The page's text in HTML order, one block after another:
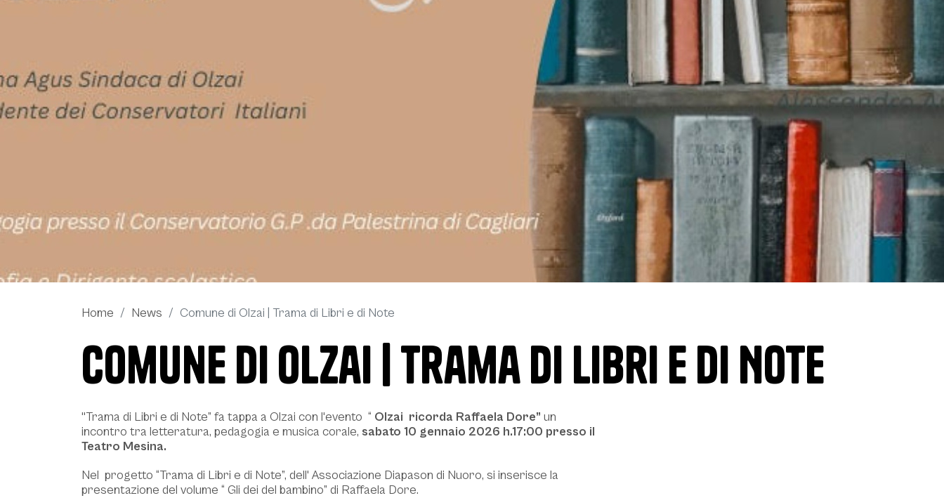
Home News Comune di Olzai | Trama di Libri e di Note
Comune di Olzai | Trama di Libri e di Note
Descrizione
"Trama di Libri e di Note” fa tappa a Olzai con l'evento “ Olzai ricorda Raffaela Dore” un
incontro tra letteratura, pedagogia e musica corale, sabato 10 gennaio 2026 h.17:00 presso il
Teatro Mesina.
Nel progetto “Trama di Libri e di Note”, dell' Associazione Diapason di Nuoro, si inserisce la
presentazione del volume “ Gli dei del bambino” di Raffaela Dore.